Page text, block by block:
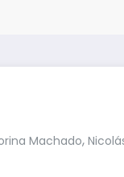
Machado,